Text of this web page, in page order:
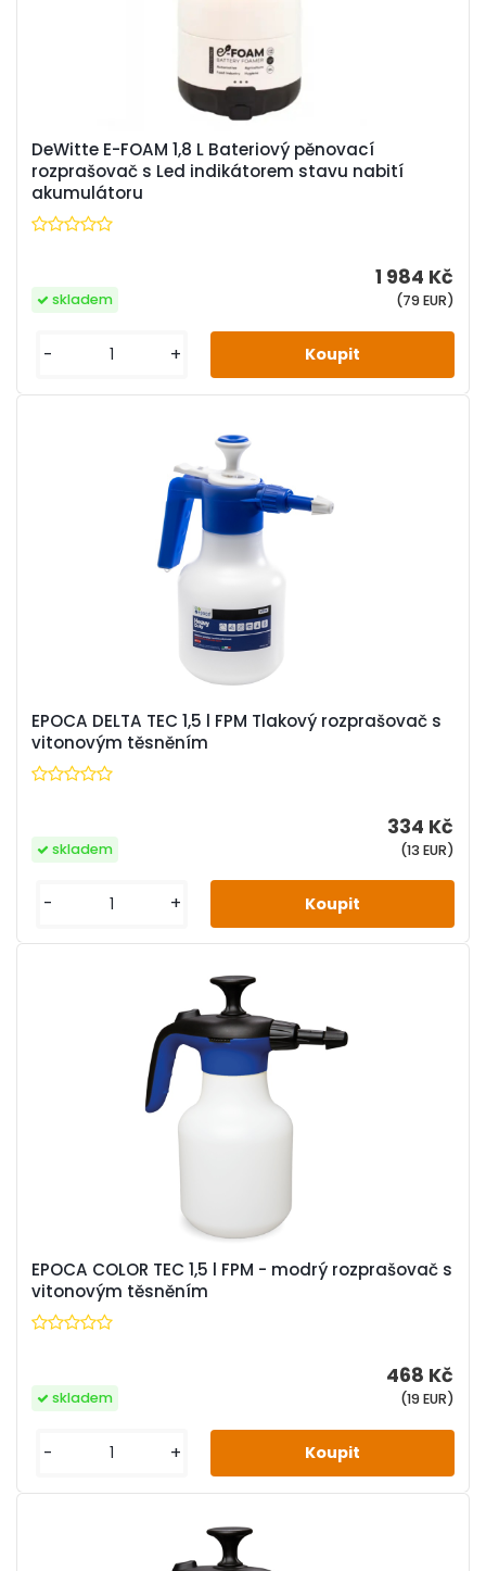
DeWitte E-FOAM 1,8 L Bateriový pěnovací
rozprašovač s Led indikátorem stavu nabití
akumulátoru
1 984 Kč
(79 EUR)
skladem
- +
EPOCA DELTA TEC 1,5 l FPM Tlakový rozprašovač s
vitonovým těsněním
334 Kč
(13 EUR)
skladem
- +
EPOCA COLOR TEC 1,5 l FPM - modrý rozprašovač s
vitonovým těsněním
468 Kč
(19 EUR)
skladem
- +